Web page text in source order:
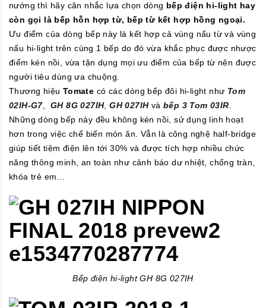
nướng thì hãy cân nhắc lựa chọn dòng bếp điện hi-light hay
còn gọi là bếp hỗn hợp từ, bếp từ kết hợp hồng ngoại.
Ưu điểm của dòng bếp này là kết hợp cả vùng nấu từ và vùng
nấu hi-light trên cùng 1 bếp do đó vừa khắc phục được nhược
điểm kén nồi, vừa tận dụng mọi ưu điểm của bếp từ nên được
người tiêu dùng ưa chuộng.
Thương hiệu Tomate có các dòng bếp đôi hi-light như Tom
02IH-G7,GH 8G 027IH,GH 027IHvàbếp 3 Tom 03IR.
Những dòng bếp này đều không kén nồi, sử dụng linh hoạt
hơn trong việc chế biến món ăn. Vẫn là công nghệ half-bridge
giúp tiết tiệm điện lên tới 30% và được tích hợp nhiều chức
năng thông minh, an toàn như cảnh báo dư nhiệt, chống tràn,
khóa trẻ em…
Bếp điện hi-light GH 8G 027IH